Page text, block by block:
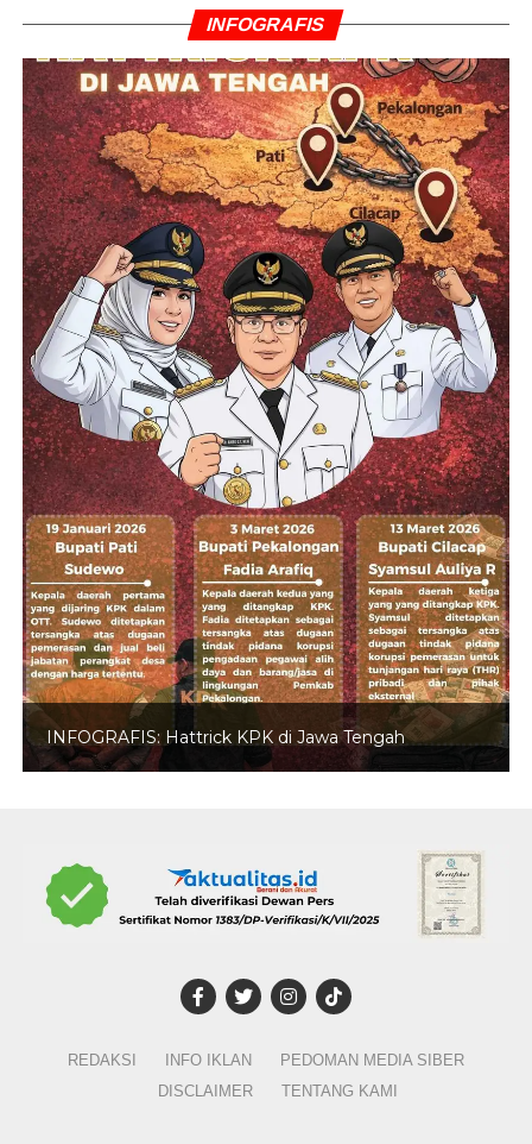
INFOGRAFIS
INFOGRAFIS: Hattrick KPK di Jawa Tengah
REDAKSI INFO IKLAN
PEDOMAN MEDIA SIBER
DISCLAIMER
TENTANG KAMI